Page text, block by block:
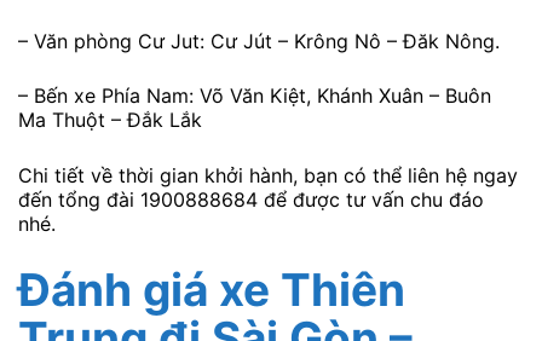
– Văn phòng Cư Jut: Cư Jút – Krông Nô – Đăk Nông.
– Bến xe Phía Nam: Võ Văn Kiệt, Khánh Xuân – Buôn
Ma Thuột – Đắk Lắk
Chi tiết về thời gian khởi hành, bạn có thể liên hệ ngay
đến tổng đài 1900888684 để được tư vấn chu đáo
nhé.
Đánh giá xe Thiên